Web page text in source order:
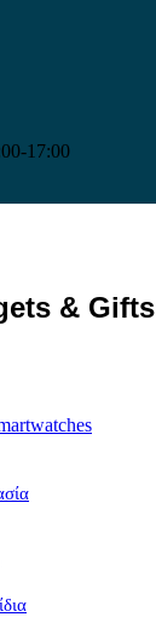
17:00
& Gifts